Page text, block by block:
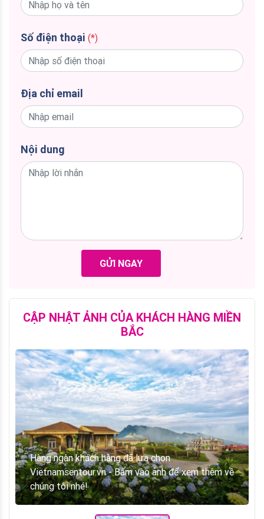
Số điện thoại (*)
Địa chỉ email
Nội dung
GỬI NGAY
CẬP NHẬT ẢNH CỦA KHÁCH HÀNG MIỀN
BẮC
Hàng ngàn khách hàng đã lựa chọn
Vietnamsentour.vn - Bấm vào ảnh để xem thêm về
chúng tôi nhé!